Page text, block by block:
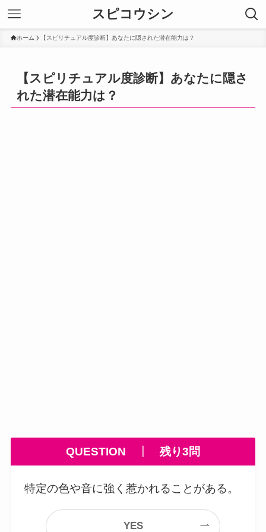
スピコウシン
ホーム 【スピリチュアル度診断】あなたに隠された潜在能力は？
【スピリチュアル度診断】あなたに隠さ
れた潜在能力は？
QUESTION 残り3問
特定の色や音に強く惹かれることがある。
YES